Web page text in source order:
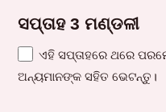
ସପ୍ତାହ 3 ମଣ୍ଡଳୀ
ଏହି ସପ୍ତାହରେ ଥରେ
ଅନ୍ୟମାନଙ୍କ ସହିତ ଭେଟନ୍ତୁ।